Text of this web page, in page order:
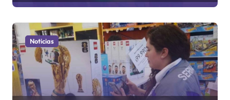
de Valparaíso
Noticias